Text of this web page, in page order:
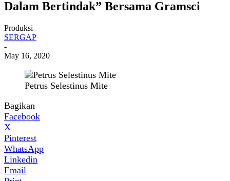
Dalam Bertindak” Bersama Gramsci
Produksi
SERGAP
-
May 16, 2020
Petrus Selestinus Mite
Bagikan
Facebook
X
Pinterest
WhatsApp
Linkedin
Email